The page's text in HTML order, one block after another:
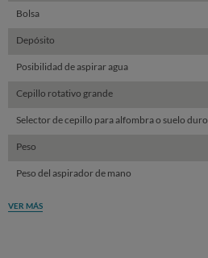
Bolsa
Depósito
Posibilidad de aspirar agua
Cepillo rotativo grande
Selector de cepillo para alfombra o suelo duro
Peso
Peso del aspirador de mano
VER MÁS